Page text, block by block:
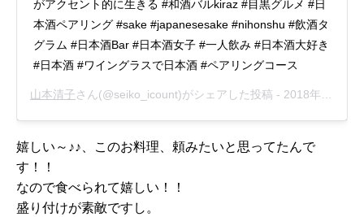
がアクセント的に生きる #和酒バルkiraz #目黒グルメ #日
本酒ペアリング #sake #japanesesake #nihonshu #飲酒タ
グラム #日本酒Bar #日本酒女子 #一人飲み #日本酒大好き
#日本酒 #ワイングラスで日本酒 #ペアリングコース
山本清子さん(@seiko_icount)がシェアした投稿 - 2018年10月月13日午後8時20分PDT
嬉しい～♪♪、このお料理、頼みたいと思ってたんで
す！！
なので食べられて嬉しい！！
盛り付けが素敵ですし。